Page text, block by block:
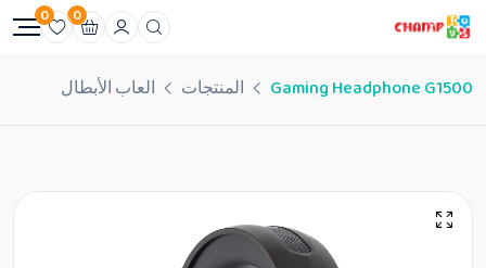
0
0
Gaming Headphone G1500 المنتجات العاب الأبطال